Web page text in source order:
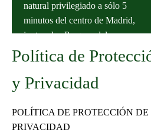
natural privilegiado a sólo 5
minutos del centro de Madrid,
junto a los Parques del
Capricho y Juan Carlos I.
11 Pistas de tenis iluminadas, 8
de tierra batida y 3 pistas de
tenisquick. 6 pistas de pádel, de
Política de
y Privacidad
POLÍTICA DE PROTECCIÓN DE
PRIVACIDAD